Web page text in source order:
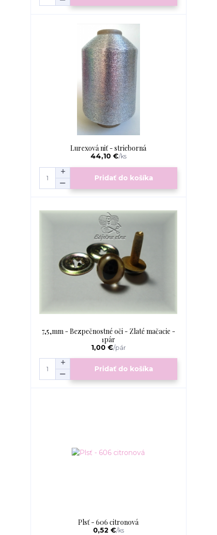
Lurexová niť - strieborná
44,10 €/ks
Pridať do košíka
7,5,mm - Bezpečnostné oči - Zlaté mačacie -
1pár
1,00 €/pár
Pridať do košíka
Plsť - 606 citronová
0,52 €/ks